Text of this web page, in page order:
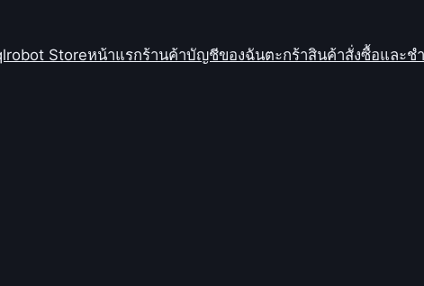
Storeหน้าแรกร้านค้าบัญชีของฉันตะกร้าสินค้าสั่งซื้อและช